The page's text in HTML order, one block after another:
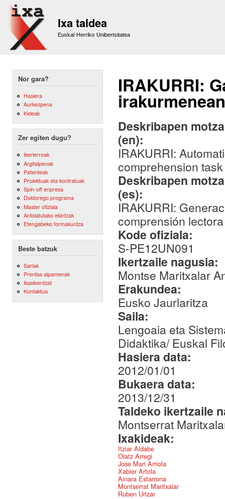
Ixa taldea
Euskal Herriko Unibertsitatea
Nor gara?
Hasiera
Aurkezpena
Kideak
Zer egiten dugu?
Ikerlerroak
Argitalpenak
Patenteak
Proiektuak eta kontratuak
Spin-off enpresa
Doktorego programa
Master ofiziala
Antolatutako ekintzak
Etengabeko formakuntza
Beste batzuk
Sariak
Prentsa aipamenak
Ikasleentzat
Kontaktua
IRAKURRI:
Deskribapen
(en):
IRAKURRI:
comprehension task
Deskribapen
(es):
IRAKURRI:
comprensión lectora
Kode ofiziala:
S-PE12UN091
Ikertzaile nagusia:
Montse Maritxalar
Erakundea:
Eusko Jaurlaritza
Saila:
Lengoaia eta
Didaktika/ Euskal
Hasiera data:
2012/01/01
Bukaera data:
2013/12/31
Taldeko ikertzaile
Montserrat
Ixakideak:
Itziar Aldabe
Olatz Arregi
Jose Mari Arriola
Xabier Artola
Ainara Estarrona
Montserrat Maritxalar
Ruben Urizar